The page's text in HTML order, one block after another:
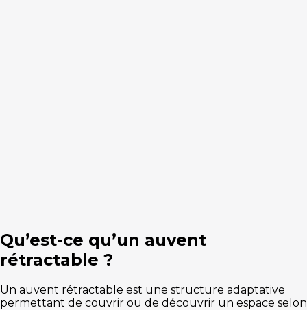
Qu’est-ce qu’un auvent
rétractable ?
Un auvent rétractable est une structure adaptative
permettant de couvrir ou de découvrir un espace selon